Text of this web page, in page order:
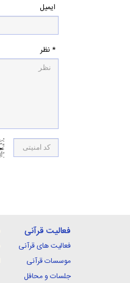
ایمیل
* نظر
فعالیت قرآنی
فعالیت های قرآنی
موسسات قرآنی
جلسات و محافل